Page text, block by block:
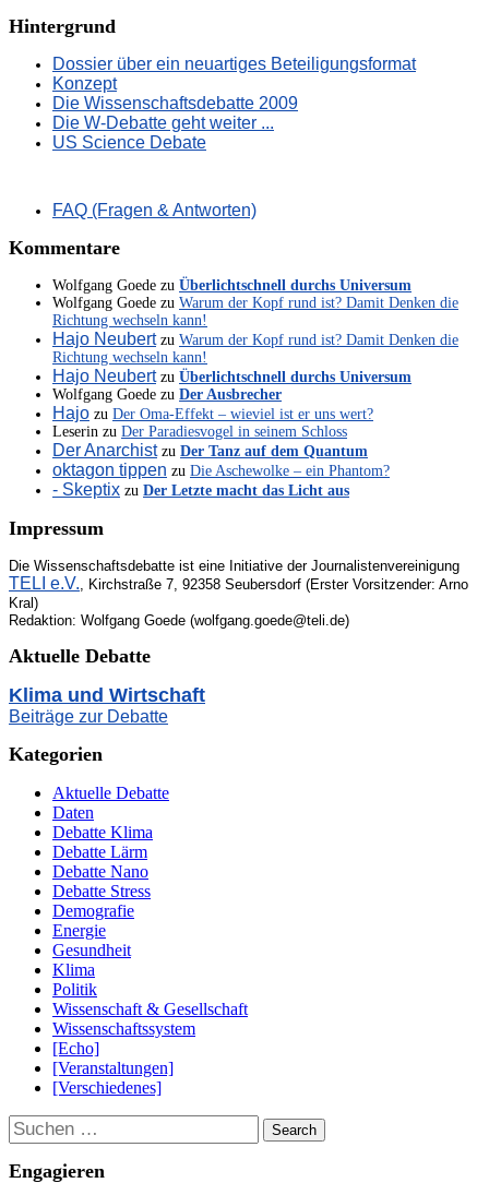
Hintergrund
Dossier über ein neuartiges Beteiligungsformat
Konzept
Die Wissenschaftsdebatte 2009
Die W-Debatte geht weiter ...
US Science Debate
FAQ (Fragen & Antworten)
Kommentare
Wolfgang Goede zu Überlichtschnell durchs Universum
Wolfgang Goede zu Warum der Kopf rund ist? Damit Denken die
Richtung wechseln kann!
Hajo Neubertzu Warum der Kopf rund ist? Damit Denken die
Richtung wechseln kann!
Hajo Neubertzu Überlichtschnell durchs Universum
Wolfgang Goede zu Der Ausbrecher
Hajo zu Der Oma-Effekt – wieviel ist er uns wert?
Leserin zu Der Paradiesvogel in seinem Schloss
Der Anarchistzu Der Tanz auf dem Quantum
oktagon tippen zu Die Aschewolke – ein Phantom?
- Skeptix zu Der Letzte macht das Licht aus
Impressum
Die Wissenschaftsdebatte ist eine Initiative der Journalistenvereinigung
TELI e.V., Kirchstraße 7, 92358 Seubersdorf (Erster Vorsitzender: Arno
Kral)
Redaktion: Wolfgang Goede (wolfgang.goede@teli.de)
Aktuelle Debatte
Klima und Wirtschaft
Beiträge zur Debatte
Kategorien
Aktuelle Debatte
Daten
Debatte Klima
Debatte Lärm
Debatte Nano
Debatte Stress
Demografie
Energie
Gesundheit
Klima
Politik
Wissenschaft & Gesellschaft
Wissenschaftssystem
[Echo]
[Veranstaltungen]
[Verschiedenes]
Suchen
Engagieren